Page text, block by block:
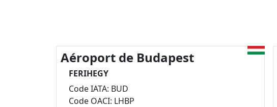
Aéroport de Budapest
FERIHEGY
Code IATA: BUD
Code OACI: LHBP